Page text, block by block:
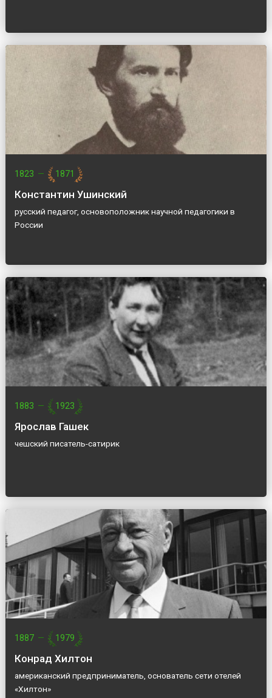
1823 — 1871
Константин Ушинский
русский педагог, основоположник научной педагогики в
России
1883 — 1923
Ярослав Гашек
чешский писатель-сатирик
1887 — 1979
Конрад Хилтон
американский предприниматель, основатель сети отелей
«Хилтон»